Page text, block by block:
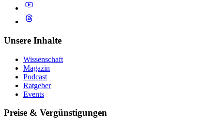
Unsere Inhalte
Wissenschaft
Magazin
Podcast
Ratgeber
Events
Preise & Vergünstigungen